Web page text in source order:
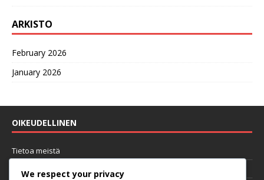
ARKISTO
February 2026
January 2026
OIKEUDELLINEN
Tietoa meistä
We respect your privacy